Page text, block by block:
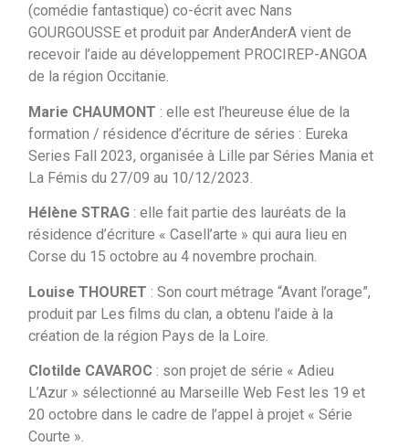
(comédie fantastique) co-écrit avec Nans
GOURGOUSSE et produit par AnderAnderA vient de
recevoir l’aide au développement PROCIREP-ANGOA
de la région Occitanie.
Marie CHAUMONT: elle est l’heureuse élue de la
formation / résidence d’écriture de séries : Eureka
Series Fall 2023, organisée à Lille par Séries Mania et
La Fémis du 27/09 au 10/12/2023.
Hélène STRAG: elle fait partie des lauréats de la
résidence d’écriture « Casell’arte » qui aura lieu en
Corse du 15 octobre au 4 novembre prochain.
Louise THOURET: Son court métrage “Avant l’orage”,
produit par Les films du clan, a obtenu l’aide à la
création de la région Pays de la Loire.
Clotilde CAVAROC: son projet de série « Adieu
L’Azur » sélectionné au Marseille Web Fest les 19 et
20 octobre dans le cadre de l’appel à projet « Série
Courte ».